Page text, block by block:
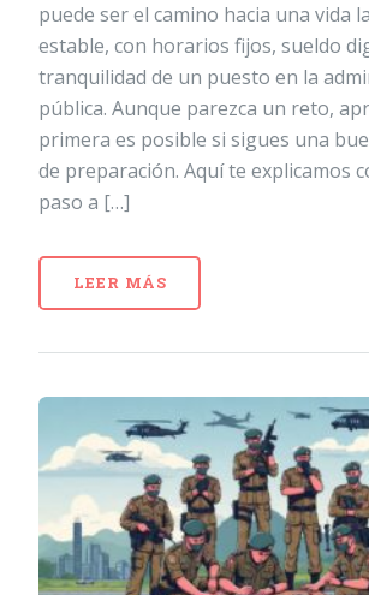
puede ser el camino hacia una vida
estable, con horarios fijos, sueldo
tranquilidad de un puesto en la
pública. Aunque parezca un reto,
primera es posible si sigues una
de preparación. Aquí te explicamos
paso a […]
LEER MÁS